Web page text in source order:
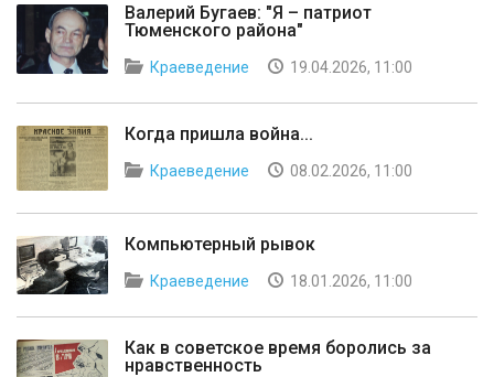
Валерий Бугаев: "Я – патриот
Тюменского района"
Краеведение 19.04.2026, 11:00
Когда пришла война...
Краеведение 08.02.2026, 11:00
Компьютерный рывок
Краеведение 18.01.2026, 11:00
Как в советское время боролись за
нравственность